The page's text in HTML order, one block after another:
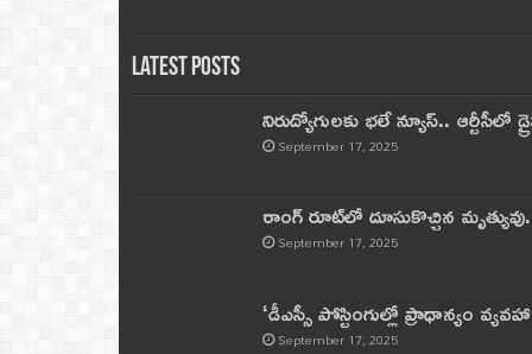
Latest Posts
నిరుద్యోగులకు భలే న్యూస్.. ఆర్టీసీలో
September 17, 2025
రాంగ్ రూట్‌లో దూసుకొచ్చిన
September 17, 2025
‘డీఎస్సీ పోస్టింగుల్లో ప్రాధాన్యం
September 17, 2025